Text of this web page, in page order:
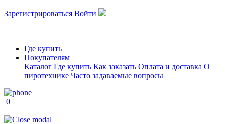
Зарегистрироваться Войти
Где купить
Покупателям
Каталог Где купить Как заказать Оплата и доставка О
пиротехнике Часто задаваемые вопросы
0